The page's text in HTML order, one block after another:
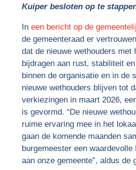
Kuiper besloten op te
In een bericht op de
de gemeenteraad er
dat de nieuwe wethouders met
bijdragen aan rust, stabiliteit
binnen de organisatie en in de
nieuwe wethouders blijven tot
verkiezingen in maart 2026,
is gevormd. “De nieuwe
ruime ervaring mee in het
gaan de komende maanden
burgemeester een waardevolle
aan onze gemeente”, aldus de